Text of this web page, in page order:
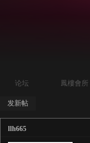
论坛 鳳樓會
发新帖
llh665